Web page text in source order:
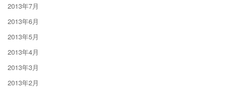
2013年7月
2013年6月
2013年5月
2013年4月
2013年3月
2013年2月